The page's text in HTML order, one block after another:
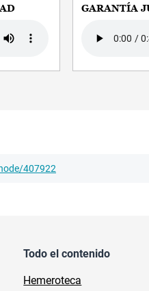
GARANTÍA
407922
Todo el contenido
Hemeroteca